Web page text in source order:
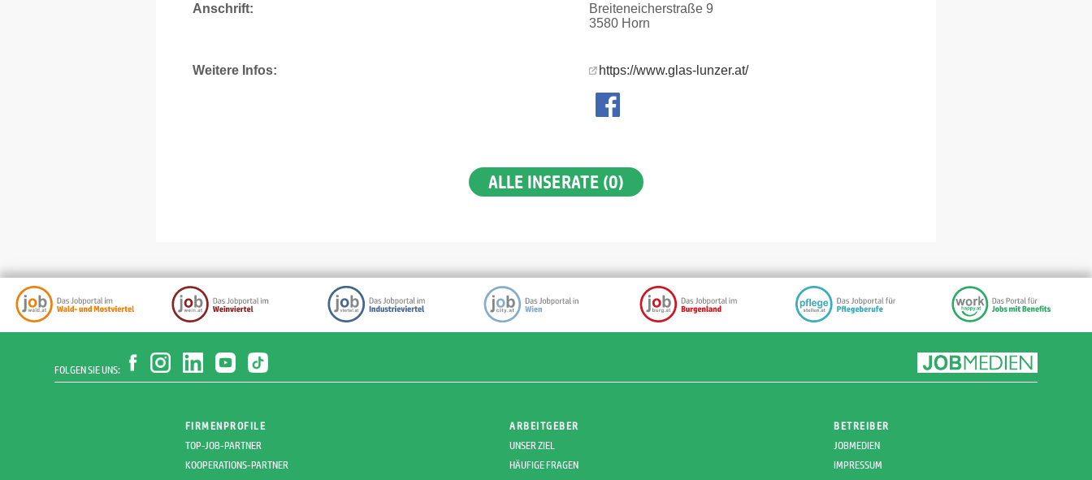
Anschrift:
Breiteneicherstraße 9
3580 Horn
Weitere Infos: https://www.glas-lunzer.at/
ALLE INSERATE (0)
FOLGEN SIE UNS:
FIRMENPROFILE
TOP-JOB-PARTNER
KOOPERATIONS-PARTNER
ARBEITGEBER
UNSER ZIEL
HÄUFIGE FRAGEN
BETREIBER
JOBMEDIEN
IMPRESSUM